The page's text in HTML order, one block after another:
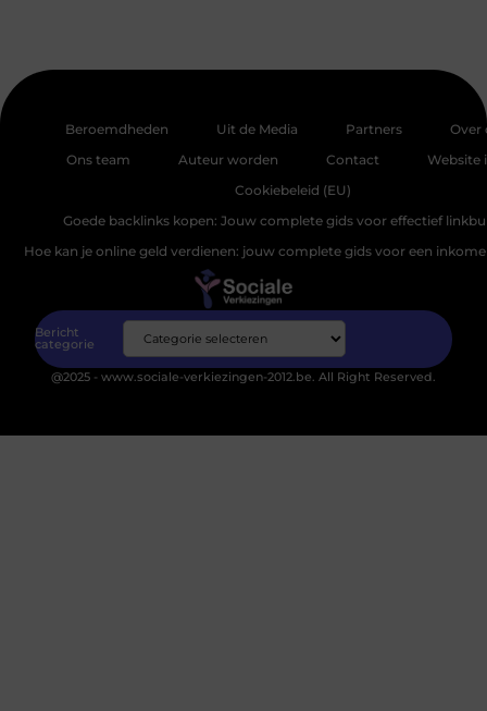
Beroemdheden Uit de Media Partners
Over
Ons team
Auteur worden Contact
Website
Cookiebeleid (EU)
Goede backlinks kopen: Jouw complete gids voor effectief
Hoe kan je online geld verdienen: jouw complete gids voor een
Bericht
categorie
@2025 - www.sociale-verkiezingen-2012.be. All Right Reserved.